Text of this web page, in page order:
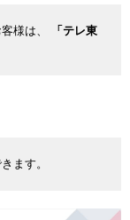
様は、
「テレ東
ます。